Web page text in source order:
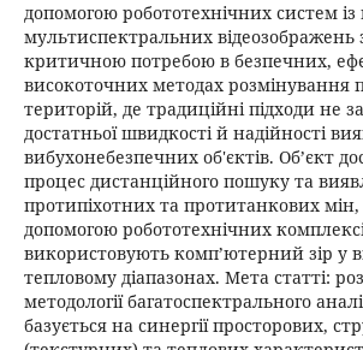
допомогою робототехнічних систем
мультиспектральних відеозображень
критичною потребою в безпечних,
високоточних методах розмінування
територій, де традиційні підходи не
достатньої швидкості й надійності
вибухонебезпечних об'єктів. Об’єкт
процес дистанційного пошуку та
протипіхотних та протитанкових мін,
допомогою робототехнічних
використовують комп’ютерний зір у
тепловому діапазонах. Мета статті:
методології багатоспектрального
базується на синергії просторових,